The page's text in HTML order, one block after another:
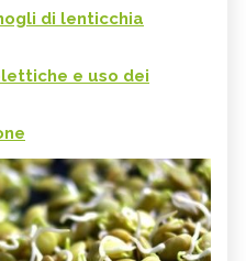
di lenticchia
e uso dei